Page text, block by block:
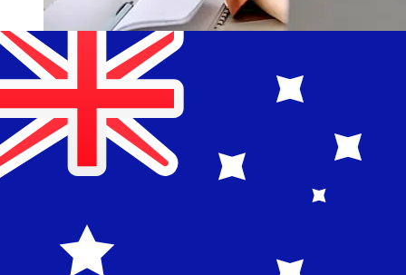
¿Qué tan rápido es un Bank of China
EUR para AUD transferencia?
Los tiempos de entrega para transferencias
internacionales con Bank of China de Países Miembros
momento de la transacción. Normalmente, las
transferencias bancarias internacionales tardan entre 1